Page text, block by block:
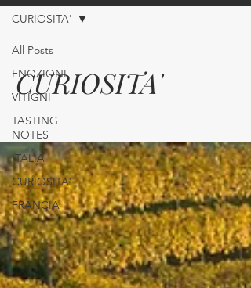
All Posts
ENOZIONI
VITIGNI
TASTING
NOTES
ITALIA
CURIOSITA'
FRANCIA
CURIOSITA'
CURIOSITA'